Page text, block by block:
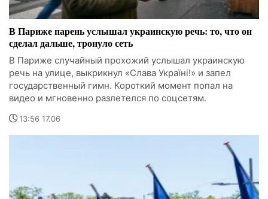
В Париже парень услышал украинскую речь: то, что он
сделал дальше, тронуло сеть
В Париже случайный прохожий услышал украинскую
речь на улице, выкрикнул «Слава Україні!» и запел
государственный гимн. Короткий момент попал на
видео и мгновенно разлетелся по соцсетям.
13:56 17.06